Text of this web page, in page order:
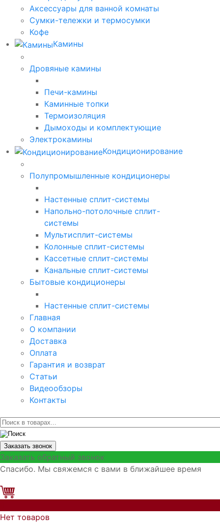
Аксессуары для ванной комнаты
Сумки-тележки и термосумки
Кофе
Камины
Дровяные камины
Печи-камины
Каминные топки
Термоизоляция
Дымоходы и комплектующие
Электрокамины
Кондиционирование
Полупромышленные кондиционеры
Настенные сплит-системы
Напольно-потолочные сплит-
системы
Мультисплит-системы
Колонные сплит-системы
Кассетные сплит-системы
Канальные сплит-системы
Бытовые кондиционеры
Настенные сплит-системы
Главная
О компании
Доставка
Оплата
Гарантия и возврат
Статьи
Видеообзоры
Контакты
Заказать звонок
Заказать обратный звонок
Спасибо. Мы свяжемся с вами в ближайшее время
Нет товаров